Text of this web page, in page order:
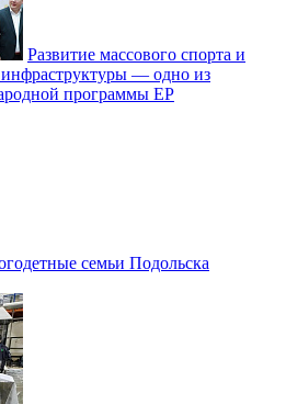
Развитие массового спорта и
— одно из
программы ЕР
семьи Подольска